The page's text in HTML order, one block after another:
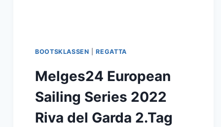
BOOTSKLASSEN |REGATTA
Melges24 European
Sailing Series 2022
Riva del Garda 2.Tag